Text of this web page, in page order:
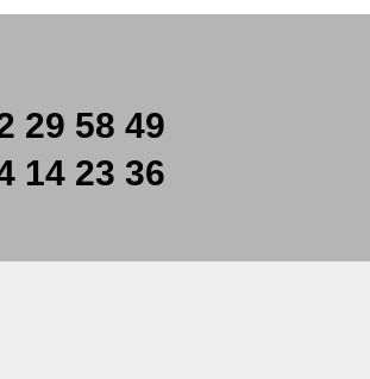
29 58 49
14 23 36